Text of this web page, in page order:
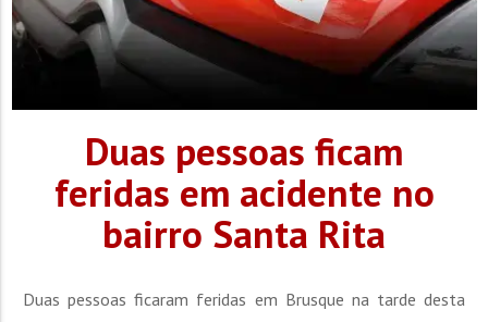
Duas pessoas ficam
feridas em acidente no
bairro Santa Rita
Duas pessoas ficaram feridas em Brusque na tarde desta